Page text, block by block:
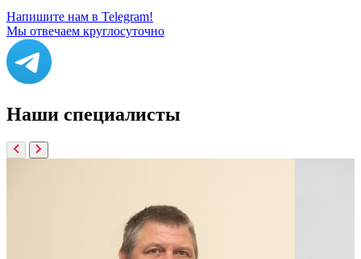
Напишите нам в Telegram!
Мы отвечаем круглосуточно
Наши специалисты